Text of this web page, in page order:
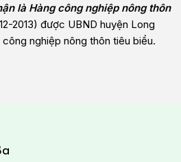
là Hàng công nghiệp nông thôn
2013) được UBND huyện Long
nghiệp nông thôn tiêu biểu.